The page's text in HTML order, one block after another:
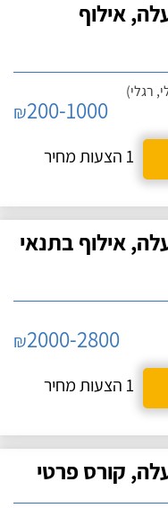
אילוף
רגלי)
₪200-1000
1 הצעות מחיר
אילוף בתנאי
₪2000-2800
1 הצעות מחיר
קורס פרטי